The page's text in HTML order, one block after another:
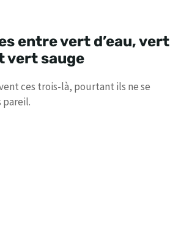
entre vert d’eau, vert
vert sauge
ces trois-là, pourtant ils ne se